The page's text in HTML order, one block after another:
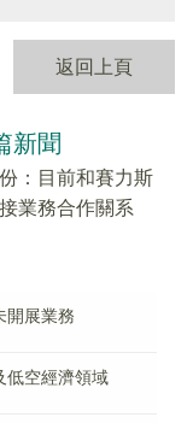
返回上頁
新聞
：目前和賽力斯
業務合作關系
開展業務
低空經濟領域